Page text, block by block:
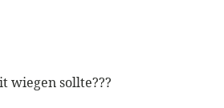
wiegen sollte???